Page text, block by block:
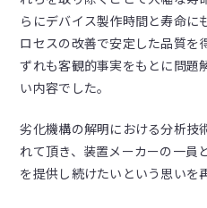
らにデバイス製作時間と寿命に
ロセスの改善で安定した品質を
ずれも客観的事実をもとに問題
い内容でした。
劣化機構の解明における分析技
れて頂き、装置メーカーの一員
を提供し続けたいという思いを